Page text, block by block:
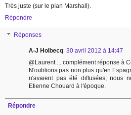
Très juste (sur le plan Marshall).
Répondre
Réponses
A-J Holbecq 30 avril 2012 à 14:47
@Laurent ... complément réponse à
N'oublions pas non plus qu'en
n'avaient pas été diffusées; nous
Etienne Chouard à l'époque.
Répondre